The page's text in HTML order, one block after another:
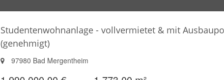
Studentenwohnanlage - vollvermietet & mit
(genehmigt)
97980 Bad Mergentheim